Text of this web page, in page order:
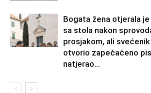
Bogata žena otjerala
sa stola nakon
prosjakom, ali
otvorio zapečaćeno
natjerao...